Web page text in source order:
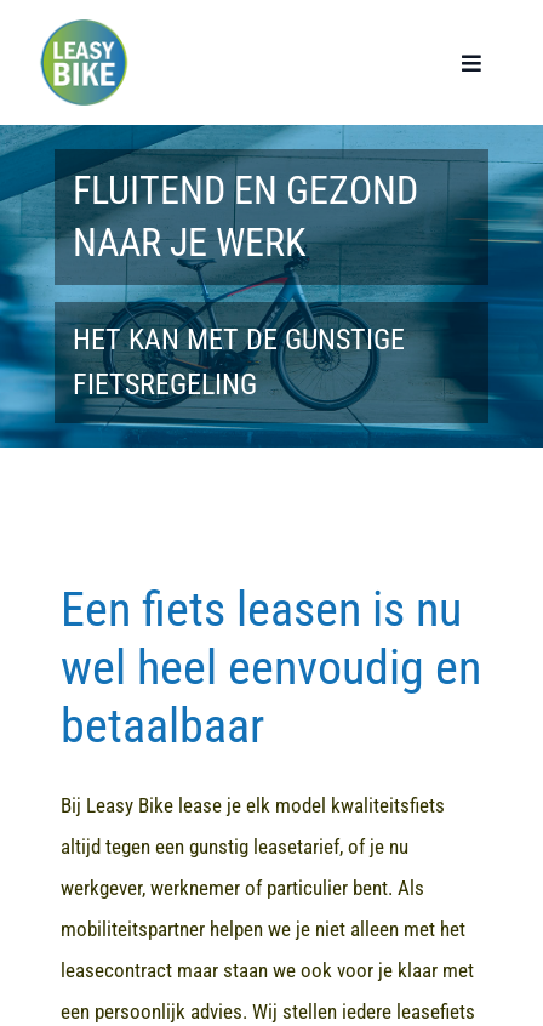
Toggle
Home
Werknemers
Werkgevers
Privé lease
Modellen
Contact
FLUITEND EN GEZOND
NAAR JE WERK
HET KAN MET DE GUNSTIGE
FIETSREGELING
Een fiets leasen is nu
wel heel eenvoudig en
betaalbaar
Bij Leasy Bike lease je elk model kwaliteitsfiets
altijd tegen een gunstig leasetarief, of je nu
werkgever, werknemer of particulier bent. Als
mobiliteitspartner helpen we je niet alleen met het
leasecontract maar staan we ook voor je klaar met
een persoonlijk advies. Wij stellen iedere leasefiets